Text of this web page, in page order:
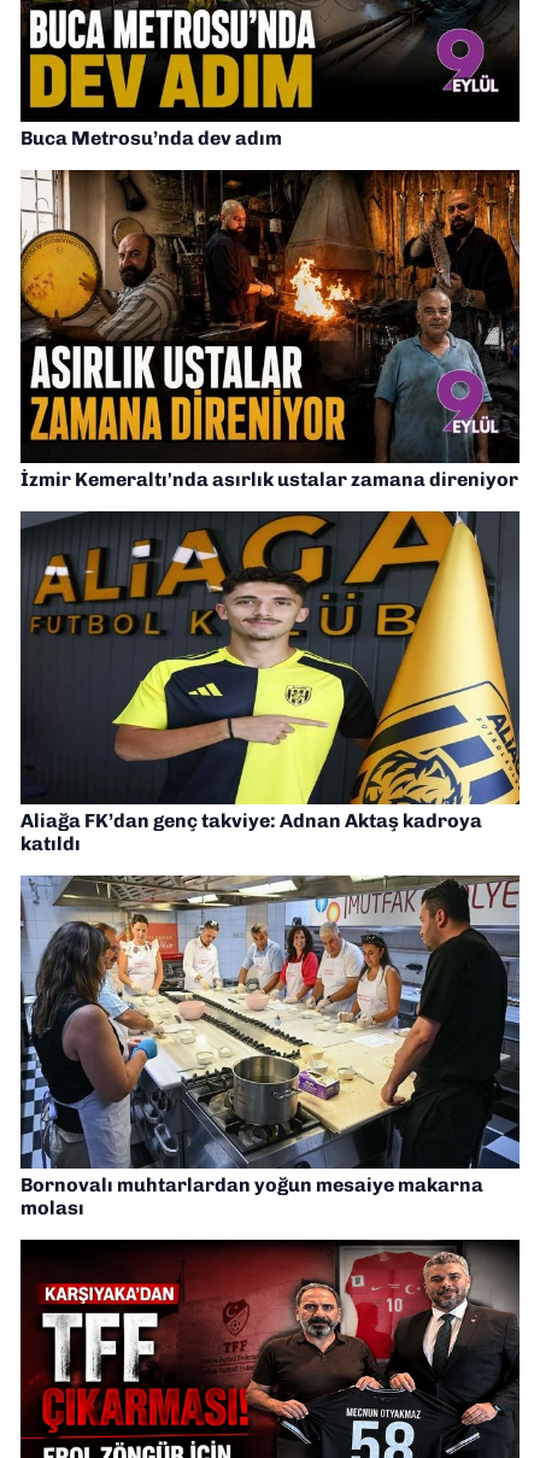
Buca Metrosu’nda dev adım
İzmir Kemeraltı'nda asırlık ustalar zamana direniyor
Aliağa FK’dan genç takviye: Adnan Aktaş kadroya
katıldı
Bornovalı muhtarlardan yoğun mesaiye makarna
molası